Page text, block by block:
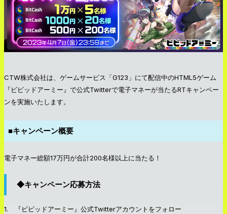
CTW株式会社は、ゲームサービス「G123」にて配信中のHTML5ゲーム
『ビビッドアーミー』で公式Twitterで電子マネーが当たるRTキャンペー
ンを実施いたします。
■キャンペーン概要
電子マネー総額17万円が合計200名様以上に当たる！
◆キャンペーン応募方法
1. 『ビビッドアーミー』公式Twitterアカウントをフォロー